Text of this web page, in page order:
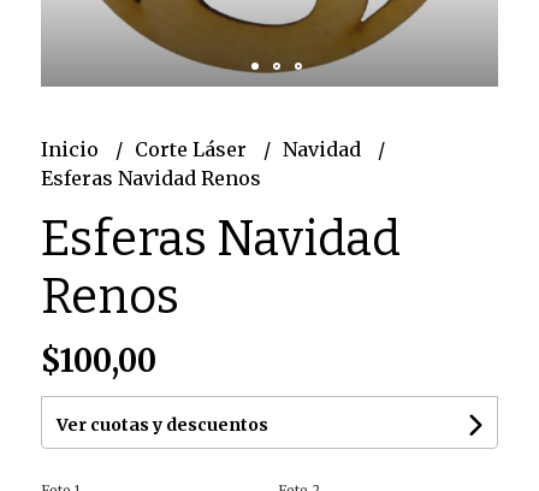
Inicio Corte Láser
Navidad
Esferas Navidad Renos
Esferas Navidad
Renos
$100,00
Ver cuotas y descuentos